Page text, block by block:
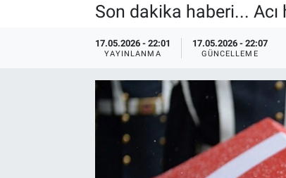
Son dakika haberi...
17.05.2026 - 22:01
YAYINLANMA
17.05.2026 - 22:07
GÜNCELLEME
Erişim Bilgileri